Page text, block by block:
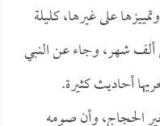
على غيرها، كليلة
ألف شهر، وجاء عن النبي
أحاديث كثيرة.
الحجاج، وأن صومه